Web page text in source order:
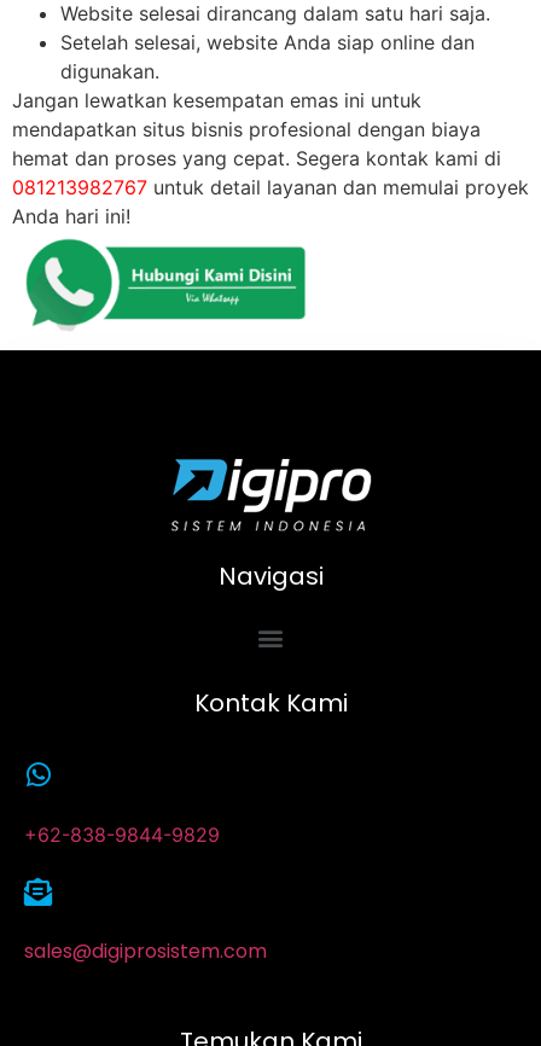
Website selesai dirancang dalam satu hari saja.
Setelah selesai, website Anda siap online dan
digunakan.
Jangan lewatkan kesempatan emas ini untuk
mendapatkan situs bisnis profesional dengan biaya
hemat dan proses yang cepat. Segera kontak kami di
081213982767 untuk detail layanan dan memulai proyek
Anda hari ini!
Navigasi
Kontak Kami
+62-838-9844-9829
sales@digiprosistem.com